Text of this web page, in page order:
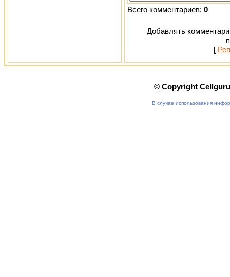
Всего комментариев: 0
Добавлять
[
© Copyright
В случае использования